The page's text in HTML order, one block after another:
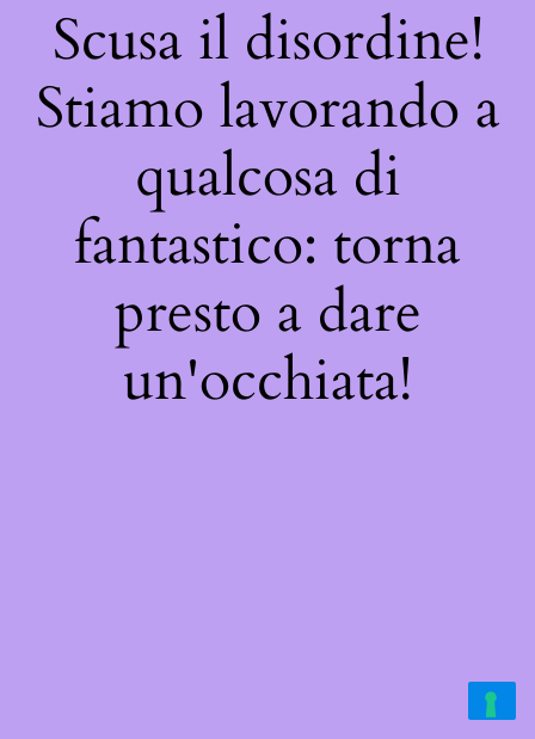
Scusa il disordine!
Stiamo lavorando a
qualcosa di
fantastico: torna
presto a dare
un'occhiata!